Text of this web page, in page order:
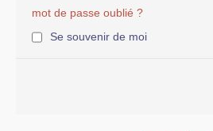
mot de passe oublié ?
Se souvenir de moi